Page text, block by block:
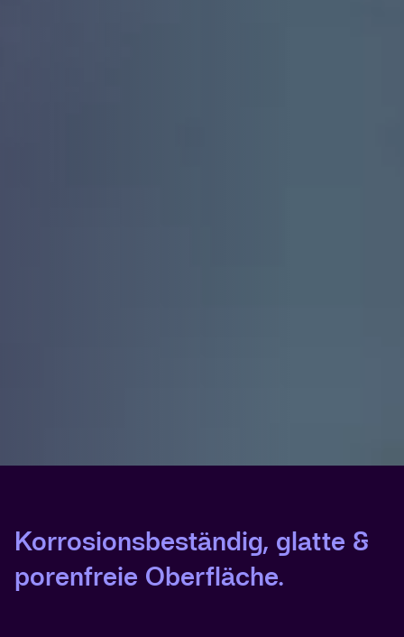
Korrosionsbeständig, glatte &
porenfreie Oberfläche.